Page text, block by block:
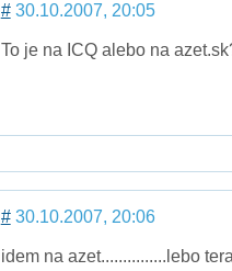
#30.10.2007, 20:05
To je na ICQ alebo na
#30.10.2007, 20:06
idem na azet...............lebo